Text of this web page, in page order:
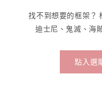
找不到想要的框架？
迪士尼、鬼滅、海
點入選